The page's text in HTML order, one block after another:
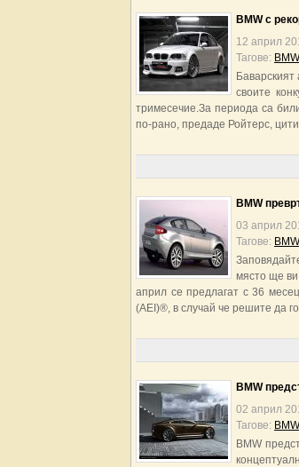
BMW с
12 април
Тагове: BMW
своите
тримесечие.За периода са
по-рано, предаде Ройтерс,
BMW
03 април
Тагове: BMW
място ще
април се предлагат с 36
(AEI)®, в случай че решите да
BMW
02 април
Тагове: BMW
BMW